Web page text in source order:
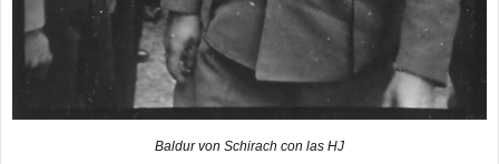
Baldur von Schirach con las HJ